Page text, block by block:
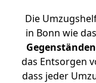
Die
in Bonn wie das
Gegenständen
das Entsorgen
dass jeder